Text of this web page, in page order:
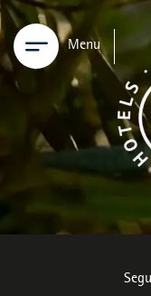
Menu